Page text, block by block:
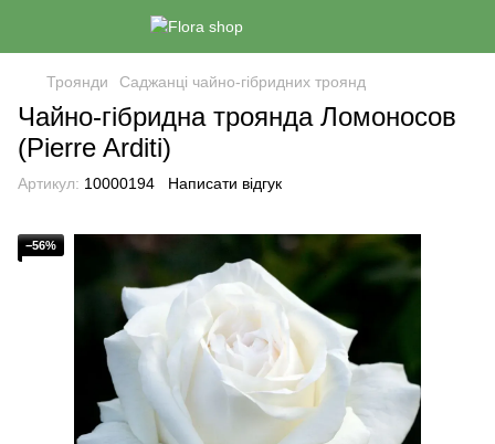
Троянди Саджанці чайно-гібридних троянд
Чайно-гібридна троянда Ломоносов
(Pierre Arditi)
Артикул: 10000194 Написати відгук
−56%